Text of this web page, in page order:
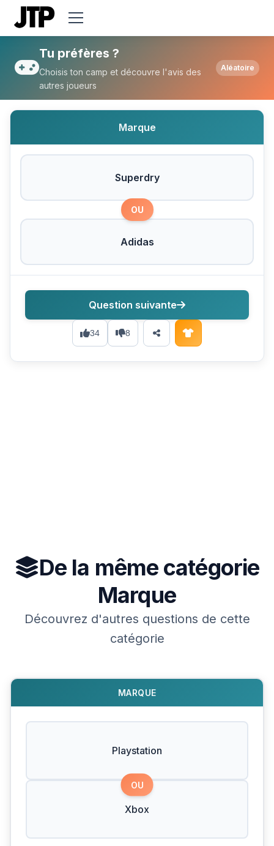
Tu préfères Superdry ou Adidas ?
Tu préfères ?
Choisis ton camp et découvre l'avis des
autres joueurs
Aléatoire
Marque
Superdry
OU
Adidas
34 8
Question suivante
De la même catégorie
Marque
Découvrez d'autres questions de cette
catégorie
MARQUE
Playstation
OU
Xbox